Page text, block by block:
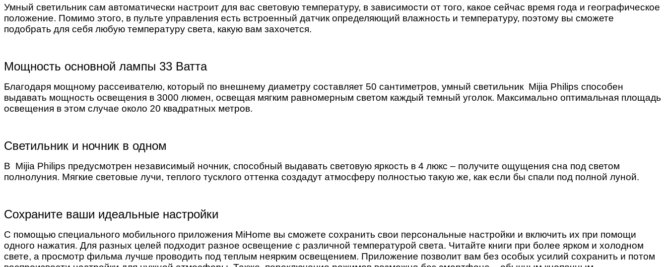
Умный светильник сам автоматически настроит для вас световую температуру, в зависимости от того, какое сейчас время года и географическое
положение. Помимо этого, в пульте управления есть встроенный датчик определяющий влажность и температуру, поэтому вы сможете
подобрать для себя любую температуру света, какую вам захочется.
Мощность основной лампы 33 Ватта
Благодаря мощному рассеивателю, который по внешнему диаметру составляет 50 сантиметров, умный светильник Mijia Philips способен
выдавать мощность освещения в 3000 люмен, освещая мягким равномерным светом каждый темный уголок. Максимально оптимальная площадь
освещения в этом случае около 20 квадратных метров.
Светильник и ночник в одном
В Mijia Philips предусмотрен независимый ночник, способный выдавать световую яркость в 4 люкс – получите ощущения сна под светом
полнолуния. Мягкие световые лучи, теплого тусклого оттенка создадут атмосферу полностью такую же, как если бы спали под полной луной.
Сохраните ваши идеальные настройки
С помощью специального мобильного приложения MiHome вы сможете сохранить свои персональные настройки и включить их при помощи
одного нажатия. Для разных целей подходит разное освещение с различной температурой света. Читайте книги при более ярком и холодном
свете, а просмотр фильма лучше проводить под теплым неярким освещением. Приложение позволит вам без особых усилий сохранить и потом